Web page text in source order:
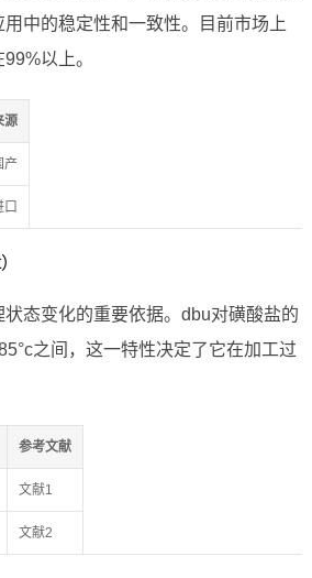
中的稳定性和一致性。目前市场上
以上。
源
产
口
态变化的重要依据。dbu对磺酸盐的
之间，这一特性决定了它在加工过
参考文献
文献1
文献2